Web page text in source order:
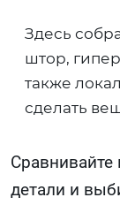
Здесь
штор,
также
сделать
детали и